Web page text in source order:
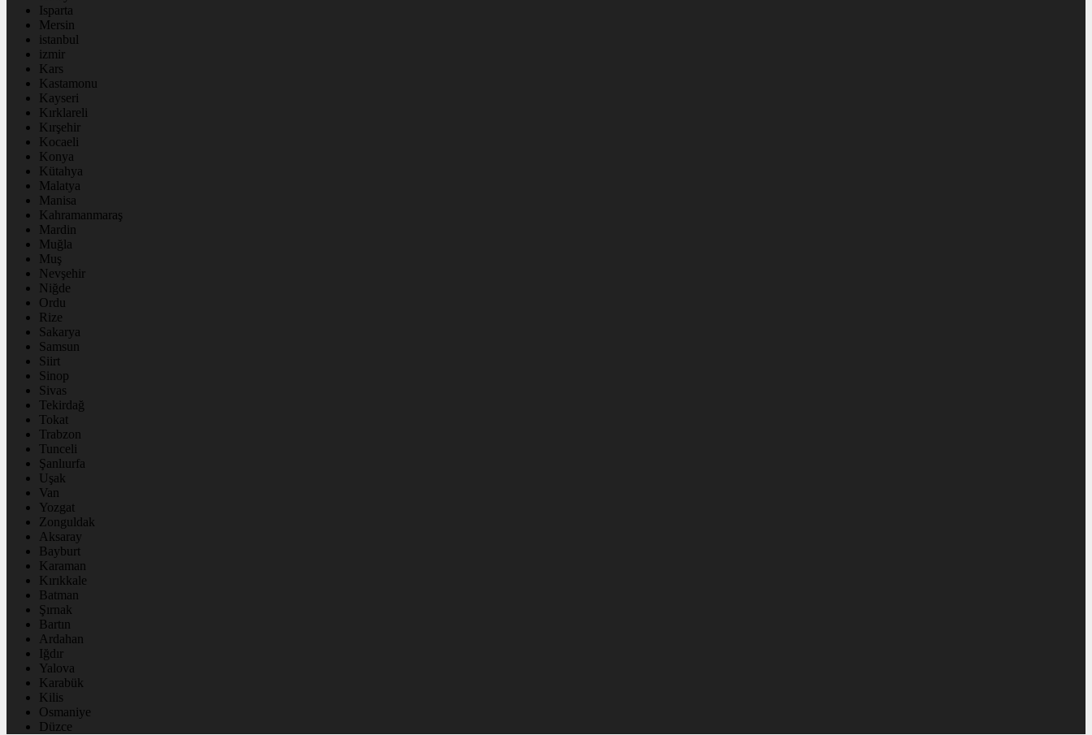
Isparta
Mersin
istanbul
izmir
Kars
Kastamonu
Kayseri
Kırklareli
Kırşehir
Kocaeli
Konya
Kütahya
Malatya
Manisa
Kahramanmaraş
Mardin
Muğla
Muş
Nevşehir
Niğde
Ordu
Rize
Sakarya
Samsun
Siirt
Sinop
Sivas
Tekirdağ
Tokat
Trabzon
Tunceli
Şanlıurfa
Uşak
Van
Yozgat
Zonguldak
Aksaray
Bayburt
Karaman
Kırıkkale
Batman
Şırnak
Bartın
Ardahan
Iğdır
Yalova
Karabük
Kilis
Osmaniye
Düzce